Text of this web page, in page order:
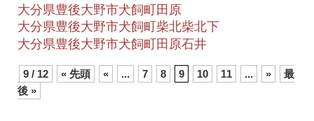
大分県豊後大野市犬飼町田原
大分県豊後大野市犬飼町柴北柴北下
大分県豊後大野市犬飼町田原石井
9 / 12 « 先頭 « ... 7 8 9 10 11 ... »
最
後 »